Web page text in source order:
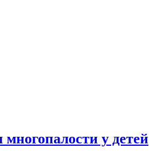
у детей